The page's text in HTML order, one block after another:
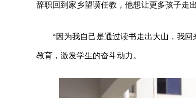
辞职回到家乡望谟任教，他想让更多孩子走出
“因为我自己是通过读书走出大山，我
教育，激发学生的奋斗动力。